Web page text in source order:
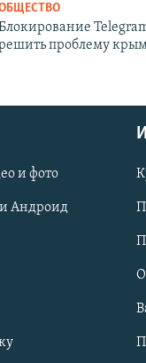
проблему
и фото
Андроид